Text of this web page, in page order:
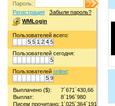
Пароль:
Регистрация
Забыли пароль?
WMLogin
Пользователей всего:
5 5 1 2 4 5
Пользователей сегодня:
5
Пользователей online:
5 9
Выплачено ($):
7`671`430,66
Выплат:
8`196`980
Писем прочитано: 1`025`364`191